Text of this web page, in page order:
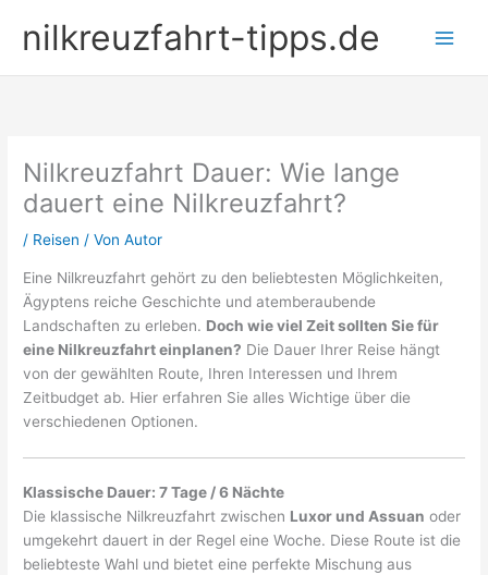
Inhaltnilkreuzfahrt-tipps.de
Nilkreuzfahrt Dauer: Wie lange
dauert eine Nilkreuzfahrt?
/ Reisen / VonAutor
Eine Nilkreuzfahrt gehört zu den beliebtesten Möglichkeiten,
Ägyptens reiche Geschichte und atemberaubende
Landschaften zu erleben. Doch wie viel Zeit sollten Sie für
eine Nilkreuzfahrt einplanen? Die Dauer Ihrer Reise hängt
von der gewählten Route, Ihren Interessen und Ihrem
Zeitbudget ab. Hier erfahren Sie alles Wichtige über die
verschiedenen Optionen.
Klassische Dauer: 7 Tage / 6 Nächte
Die klassische Nilkreuzfahrt zwischen Luxor und Assuan oder
umgekehrt dauert in der Regel eine Woche. Diese Route ist die
beliebteste Wahl und bietet eine perfekte Mischung aus